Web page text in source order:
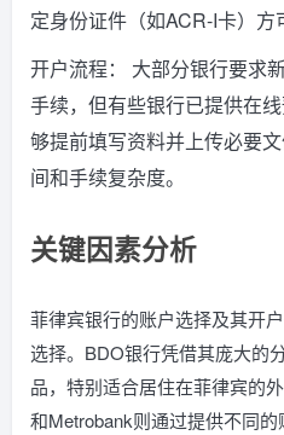
定身份证件（如ACR-I卡）方
开户流程： 大部分银行要求
手续，但有些银行已提供在
够提前填写资料并上传必要
间和手续复杂度。
关键因素分析
菲律宾银行的账户选择及其开
选择。BDO银行凭借其庞大的
品，特别适合居住在菲律宾的
和Metrobank则通过提供不同